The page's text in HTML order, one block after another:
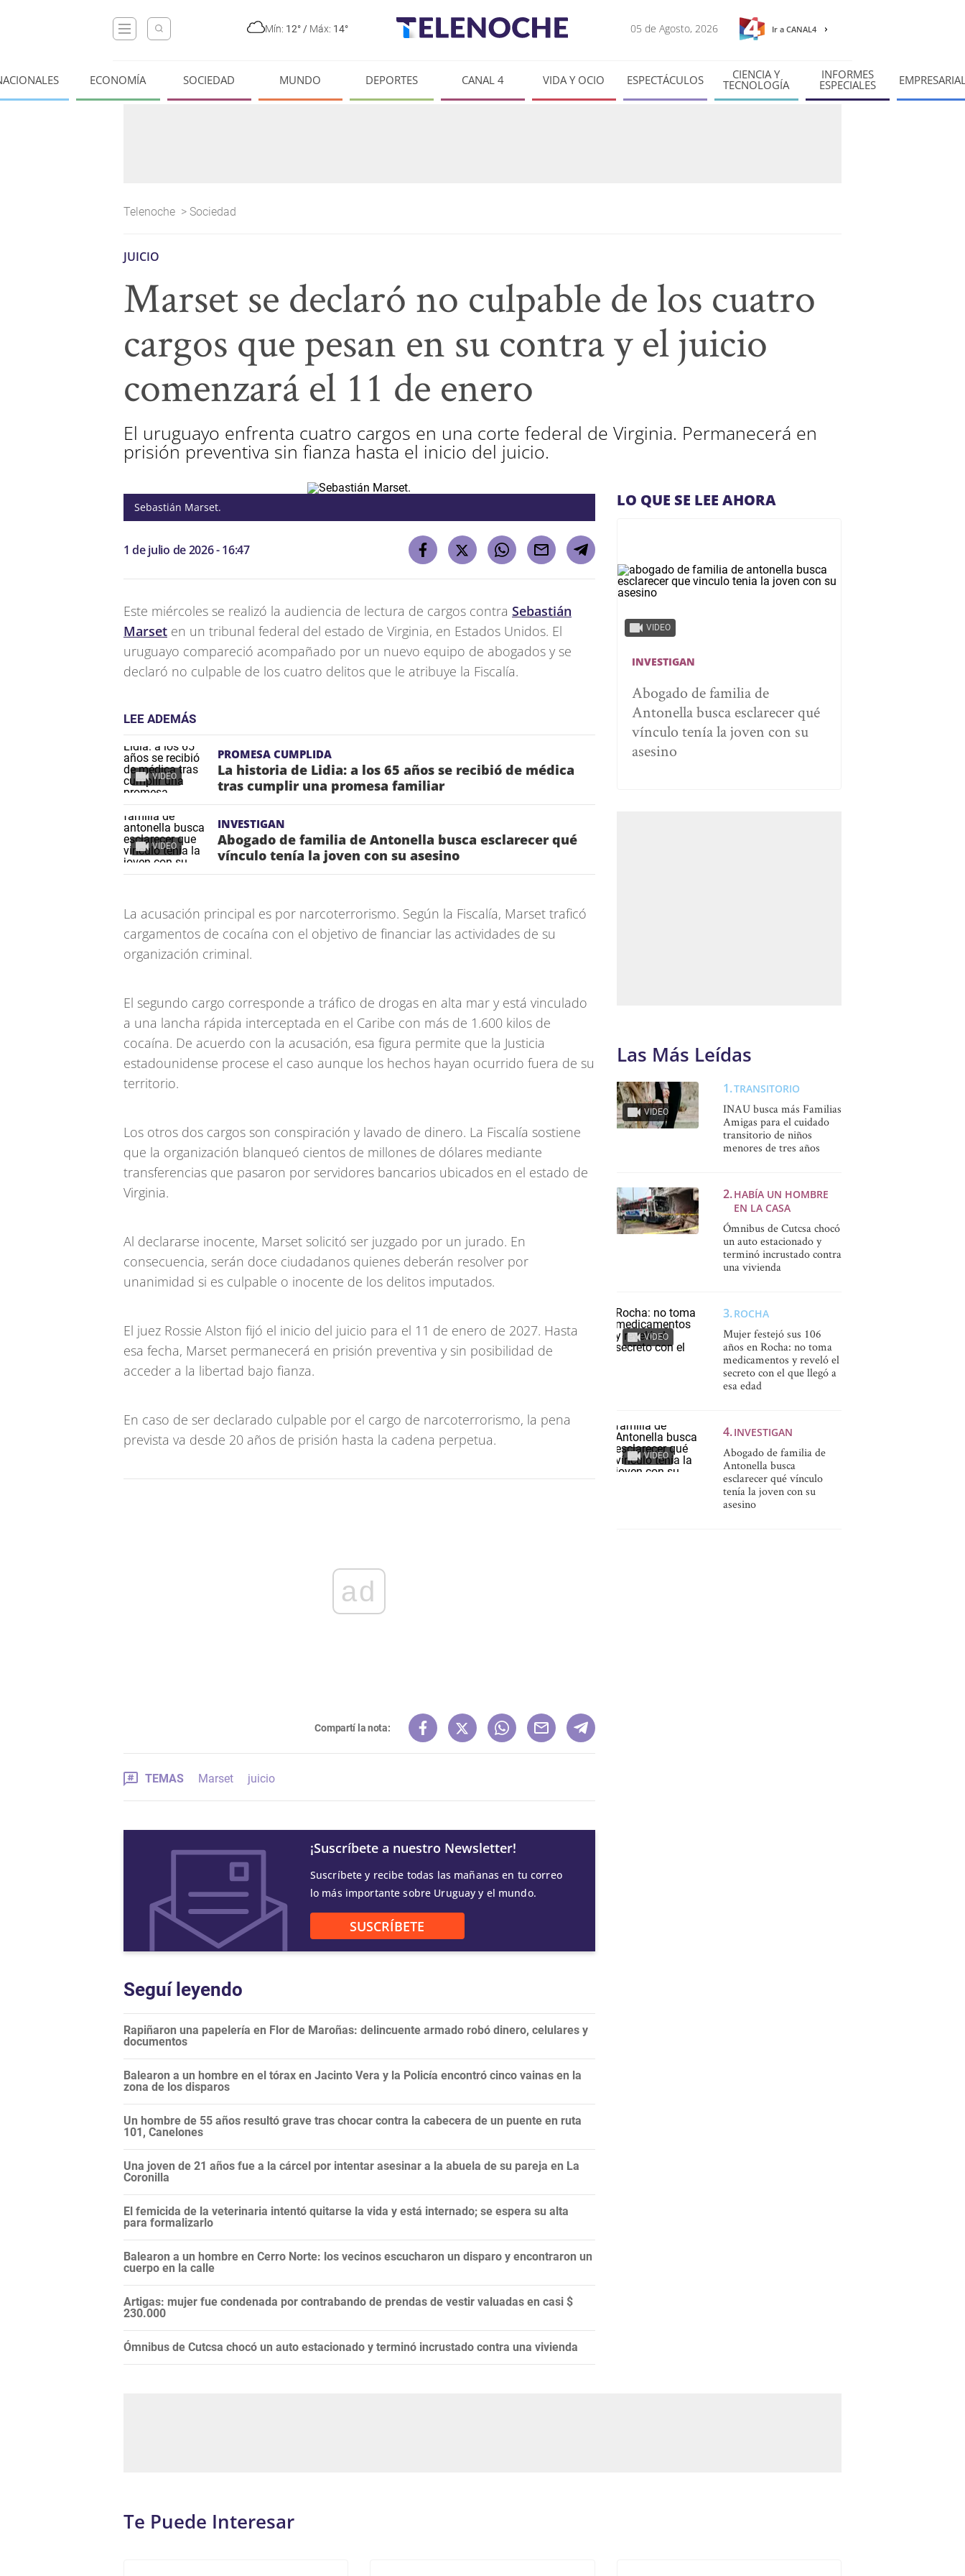
Mín: 12° / Máx: 14° 05 de Agosto, 2026 Ir a CANAL4
ECONOMÍA SOCIEDAD MUNDO DEPORTES CANAL 4 VIDA Y OCIO ESPECTÁCULOS CIENCIA Y
TECNOLOGÍA
INFORMES
ESPECIALES
Telenoche > Sociedad
JUICIO
Marset se declaró no culpable de los cuatro
cargos que pesan en su contra y el juicio
comenzará el 11 de enero
El uruguayo enfrenta cuatro cargos en una corte federal de Virginia. Permanecerá en
prisión preventiva sin fianza hasta el inicio del juicio.
Sebastián Marset.
1 de julio de 2026 - 16:47
Este miércoles se realizó la audiencia de lectura de cargos contra Sebastián
Marset en un tribunal federal del estado de Virginia, en Estados Unidos. El
uruguayo compareció acompañado por un nuevo equipo de abogados y se
declaró no culpable de los cuatro delitos que le atribuye la Fiscalía.
LEE ADEMÁS
VIDEO
PROMESA CUMPLIDA
La historia de Lidia: a los 65 años se recibió de médica
tras cumplir una promesa familiar
VIDEO
INVESTIGAN
Abogado de familia de Antonella busca esclarecer qué
vínculo tenía la joven con su asesino
La acusación principal es por narcoterrorismo. Según la Fiscalía, Marset traficó
cargamentos de cocaína con el objetivo de financiar las actividades de su
organización criminal.
El segundo cargo corresponde a tráfico de drogas en alta mar y está vinculado
a una lancha rápida interceptada en el Caribe con más de 1.600 kilos de
cocaína. De acuerdo con la acusación, esa figura permite que la Justicia
estadounidense procese el caso aunque los hechos hayan ocurrido fuera de su
territorio.
Los otros dos cargos son conspiración y lavado de dinero. La Fiscalía sostiene
que la organización blanqueó cientos de millones de dólares mediante
transferencias que pasaron por servidores bancarios ubicados en el estado de
Virginia.
Al declararse inocente, Marset solicitó ser juzgado por un jurado. En
consecuencia, serán doce ciudadanos quienes deberán resolver por
unanimidad si es culpable o inocente de los delitos imputados.
El juez Rossie Alston fijó el inicio del juicio para el 11 de enero de 2027. Hasta
esa fecha, Marset permanecerá en prisión preventiva y sin posibilidad de
acceder a la libertad bajo fianza.
En caso de ser declarado culpable por el cargo de narcoterrorismo, la pena
prevista va desde 20 años de prisión hasta la cadena perpetua.
ad
Compartí la nota:
TEMAS Marset juicio
¡Suscríbete a nuestro Newsletter!
Suscríbete y recibe todas las mañanas en tu correo
lo más importante sobre Uruguay y el mundo.
SUSCRÍBETE
Seguí leyendo
Rapiñaron una papelería en Flor de Maroñas: delincuente armado robó dinero, celulares y
documentos
Balearon a un hombre en el tórax en Jacinto Vera y la Policía encontró cinco vainas en la
zona de los disparos
Un hombre de 55 años resultó grave tras chocar contra la cabecera de un puente en ruta
101, Canelones
Una joven de 21 años fue a la cárcel por intentar asesinar a la abuela de su pareja en La
Coronilla
El femicida de la veterinaria intentó quitarse la vida y está internado; se espera su alta
para formalizarlo
Balearon a un hombre en Cerro Norte: los vecinos escucharon un disparo y encontraron un
cuerpo en la calle
Artigas: mujer fue condenada por contrabando de prendas de vestir valuadas en casi $
230.000
Ómnibus de Cutcsa chocó un auto estacionado y terminó incrustado contra una vivienda
LO QUE SE LEE AHORA
VIDEO
INVESTIGAN
Abogado de familia de
Antonella busca esclarecer qué
vínculo tenía la joven con su
asesino
Las Más Leídas
VIDEO
TRANSITORIO
INAU busca más Familias
Amigas para el cuidado
transitorio de niños
menores de tres años
HABÍA UN HOMBRE
EN LA CASA
Ómnibus de Cutcsa chocó
un auto estacionado y
terminó incrustado contra
una vivienda
VIDEO
ROCHA
Mujer festejó sus 106
años en Rocha: no toma
medicamentos y reveló el
secreto con el que llegó a
esa edad
VIDEO
INVESTIGAN
Abogado de familia de
Antonella busca
esclarecer qué vínculo
tenía la joven con su
asesino
Te Puede Interesar